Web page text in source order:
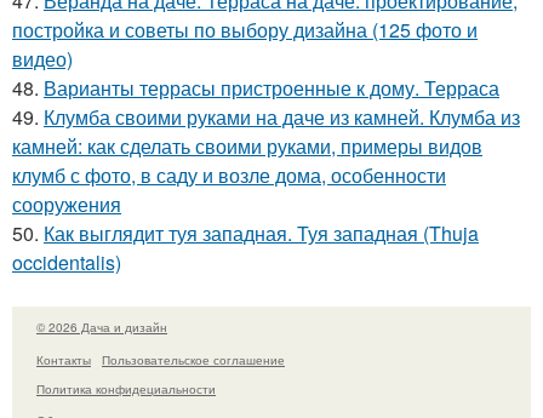
постройка и советы по выбору дизайна (125 фото и
видео)
48. Варианты террасы пристроенные к дому. Терраса
49. Клумба своими руками на даче из камней. Клумба из
камней: как сделать своими руками, примеры видов
клумб с фото, в саду и возле дома, особенности
сооружения
50. Как выглядит туя западная. Туя западная (Thuja
occidentalis)
© 2026 Дача и дизайн
Контакты
Пользовательское соглашение
Политика конфидециальности